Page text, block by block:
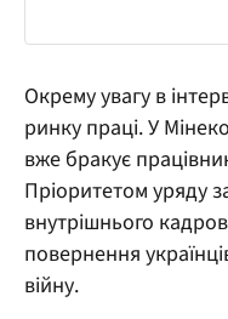
Окрему увагу в
ринку праці. У
вже бракує
Пріоритетом уряду
внутрішнього
повернення
війну.